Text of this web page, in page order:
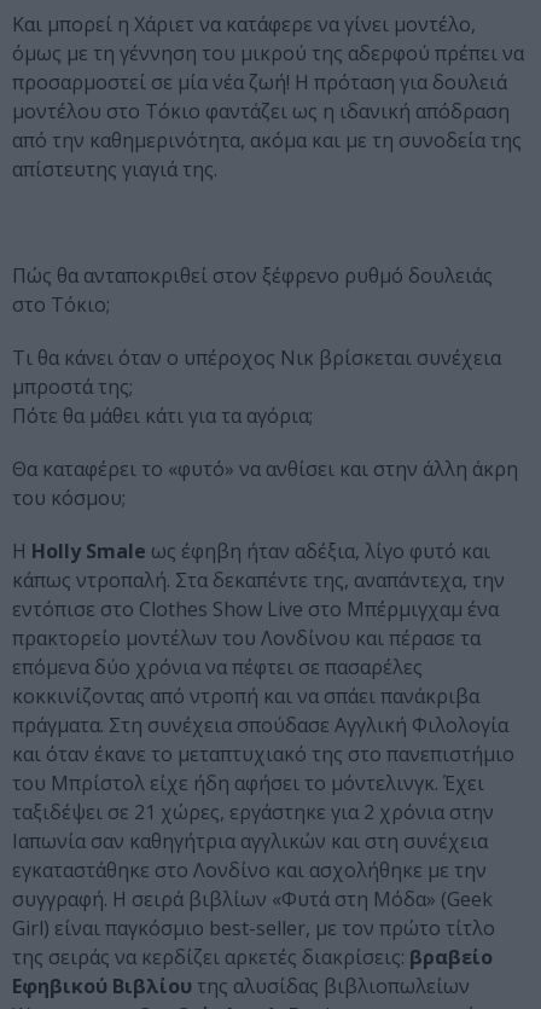
Και μπορεί η Χάριετ να κατάφερε να γίνει μοντέλο,
όμως με τη γέννηση του μικρού της αδερφού πρέπει να
προσαρμοστεί σε μία νέα ζωή! Η πρόταση για δουλειά
μοντέλου στο Τόκιο φαντάζει ως η ιδανική απόδραση
από την καθημερινότητα, ακόμα και με τη συνοδεία της
απίστευτης γιαγιά της.
Πώς θα ανταποκριθεί στον ξέφρενο ρυθμό δουλειάς
στο Τόκιο;
Τι θα κάνει όταν ο υπέροχος Νικ βρίσκεται συνέχεια
μπροστά της;
Πότε θα μάθει κάτι για τα αγόρια;
Θα καταφέρει το «φυτό» να ανθίσει και στην άλλη άκρη
του κόσμου;
Η Holly Smale ως έφηβη ήταν αδέξια, λίγο φυτό και
κάπως ντροπαλή. Στα δεκαπέντε της, αναπάντεχα, την
εντόπισε στο Clothes Show Live στο Μπέρμιγχαμ ένα
πρακτορείο μοντέλων του Λονδίνου και πέρασε τα
επόμενα δύο χρόνια να πέφτει σε πασαρέλες
κοκκινίζοντας από ντροπή και να σπάει πανάκριβα
πράγματα. Στη συνέχεια σπούδασε Αγγλική Φιλολογία
και όταν έκανε το μεταπτυχιακό της στο πανεπιστήμιο
του Μπρίστολ είχε ήδη αφήσει το μόντελινγκ. Έχει
ταξιδέψει σε 21 χώρες, εργάστηκε για 2 χρόνια στην
Ιαπωνία σαν καθηγήτρια αγγλικών και στη συνέχεια
εγκαταστάθηκε στο Λονδίνο και ασχολήθηκε με την
συγγραφή. Η σειρά βιβλίων «Φυτά στη Μόδα» (Geek
Girl) είναι παγκόσμιο best-seller, με τον πρώτο τίτλο
της σειράς να κερδίζει αρκετές διακρίσεις: βραβείο
Εφηβικού Βιβλίου της αλυσίδας βιβλιοπωλείων